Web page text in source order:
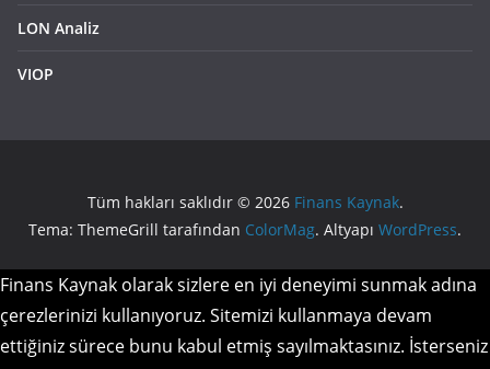
LON Analiz
VIOP
Tüm hakları saklıdır © 2026 Finans Kaynak.
Tema: ThemeGrill tarafından ColorMag. Altyapı WordPress.
Finans Kaynak olarak sizlere en iyi deneyimi sunmak adına
çerezlerinizi kullanıyoruz. Sitemizi kullanmaya devam
ettiğiniz sürece bunu kabul etmiş sayılmaktasınız. İsterseniz